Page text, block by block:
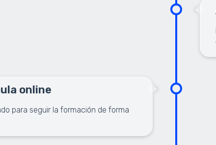
online
para seguir la formación de forma